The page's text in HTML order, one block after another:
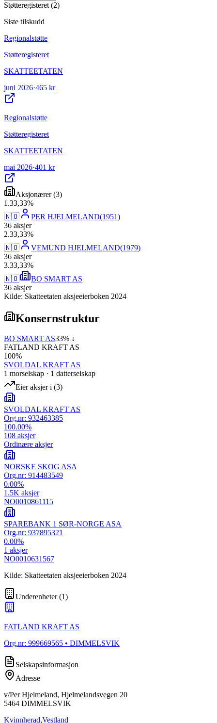
Støtteregisteret (2)
Siste tilskudd
Regionalstøtte
Støtteregisteret
SKATTEETATEN
juni 2026·465 kr
Regionalstøtte
Støtteregisteret
SKATTEETATEN
mai 2026·401 kr
Aksjonærer(3)
1 .33,33%
🇳🇴
PER HJELMELAND(1951)
36 aksjer
2.33,33%
🇳🇴
VEMUND HJELMELAND(1979)
36 aksjer
3.33,33%
🇳🇴
BO SMART AS
36 aksjer
Kilde: Skatteetaten aksjeeierboken 2024
Konsernstruktur
BO SMART AS33% ↓
FATLAND KRAFT AS
100%
SVOLDAL KRAFT AS
1 morselskap · 1 datterselskap
Eier aksjer i (3)
SVOLDAL KRAFT AS
Org.nr: 932463385
100.00%
108 aksjer
Ordinære aksjer
NORSKE SKOG ASA
Org.nr: 914483549
0.00%
1.5K aksjer
NO0010861115
SPAREBANK 1 SØR-NORGE ASA
Org.nr: 937895321
0.00%
1 aksjer
NO0010631567
Kilde: Skatteetaten aksjeeierboken 2024
Underenheter(1)
FATLAND KRAFT AS
Org.nr: 999669565 • DIMMELSVIK
Selskapsinformasjon
Adresse
v/Per Hjelmeland, Hjelmelandsvegen 20
5464 DIMMELSVIK
Kvinnherad,Vestland